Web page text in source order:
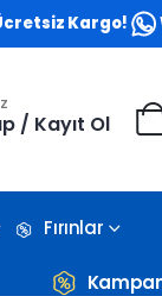
Kargo!
/ Kayıt Ol
Fırınlar